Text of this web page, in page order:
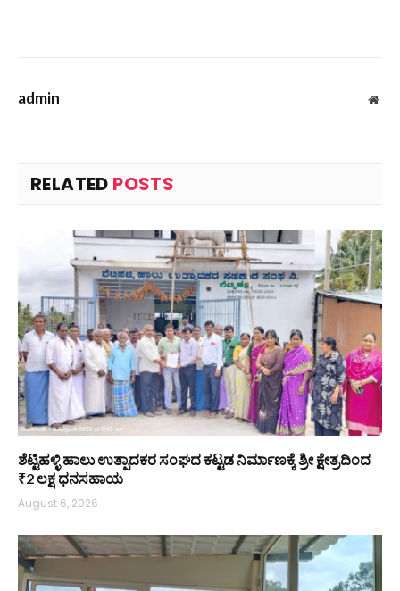
admin
RELATED POSTS
ಶೆಟ್ಟಿಹಳ್ಳಿ ಹಾಲು ಉತ್ಪಾದಕರ ಸಂಘದ ಕಟ್ಟಡ ನಿರ್ಮಾಣಕ್ಕೆ ಶ್ರೀ ಕ್ಷೇತ್ರದಿಂದ
₹2 ಲಕ್ಷ ಧನಸಹಾಯ
August 6, 2026